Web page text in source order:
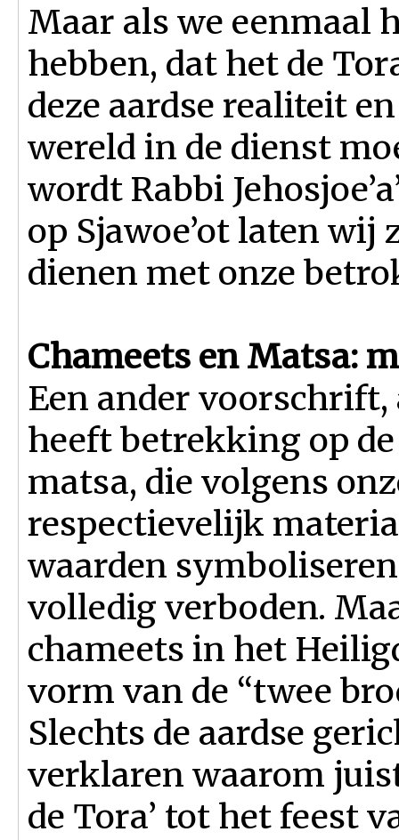
Maar als we eenmaal
hebben, dat het de
deze aardse realiteit
wereld in de dienst
wordt Rabbi
op Sjawoe’ot laten wij
dienen met onze
Chameets en Matsa:
Een ander voorschrift,
heeft betrekking op
matsa, die volgens
respectievelijk
waarden
volledig verboden.
chameets in het
vorm van de “twee
Slechts de aardse
verklaren waarom
de Tora’ tot het feest